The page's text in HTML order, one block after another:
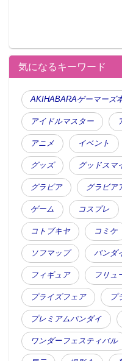
気になるキーワード
AKIHABARAゲーマーズ
アイドルマスター
アニメ イベント
グッズ グッドスマ
グラビア グラビア
ゲーム コスプレ
コトブキヤ コミケ
ソフマップ バンダ
フィギュア フリュ
プライズフェア プ
プレミアムバンダイ
ワンダーフェスティバル